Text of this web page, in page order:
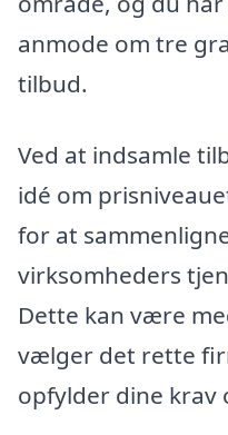
anmode om tre
tilbud.
Ved at indsamle
idé om
for at
virksomheders
Dette kan være
vælger det rette
opfylder dine krav